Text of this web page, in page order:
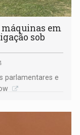
máquinas em
sob
parlamentares e